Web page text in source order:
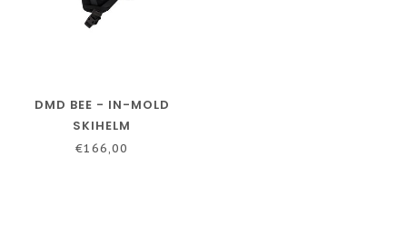
DMD BEE - IN-MOLD
SKIHELM
€166,00